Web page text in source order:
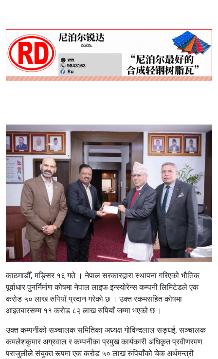
काठमाडौँ, मङ्सिर १६ गते । नेपाल सरकारद्वारा स्थापना गरिएको भौतिक
पूर्वाधार पुनर्निर्माण कोषमा नेपाल लाइफ इन्स्योरेन्स कम्पनी लिमिटेडले एक
करोड ५० लाख रुपियाँ प्रदान गरेको छ । उक्त रकमसहित कोषमा
आइतबारसम्म ११ करोड ८२ लाख रुपियाँ जम्मा भएको छ ।
उक्त कम्पनीको सञ्चालक समितिका अध्यक्ष गोविन्दलाल सङ्घई, सञ्चालक
कमलेशकुमार अग्रवाल र कम्पनीका प्रमुख कार्यकारी अधिकृत प्रवीणरमण
पराजुलीले संयुक्त रूपमा एक करोड ५० लाख रुपियाँको चेक अर्थमन्त्री